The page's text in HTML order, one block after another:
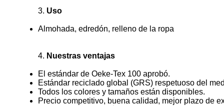
3. Uso
Almohada, edredón, relleno de la ropa
4. Nuestras ventajas
El estándar de Oeke-Tex 100 aprobó.
Estándar reciclado global (GRS) respetuoso del
Todos los colores y tamaños están disponibles.
Precio competitivo, buena calidad, mejor plazo de